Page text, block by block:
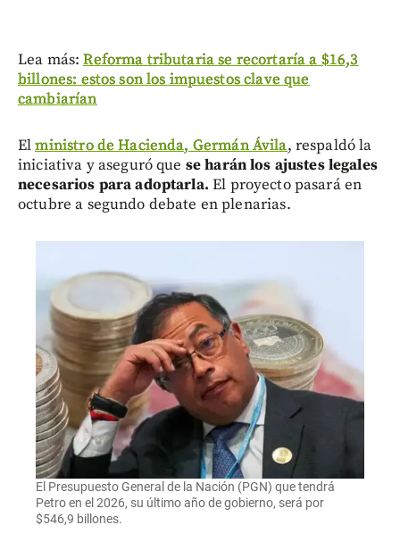
Lea más:Reforma tributaria se recortaría a $16,3
billones: estos son los impuestos clave que
cambiarían
Elministro de Hacienda, Germán Ávila, respaldó la
iniciativa y aseguró que se harán los ajustes legales
necesarios para adoptarla.El proyecto pasará en
octubre a segundo debate en plenarias.
El Presupuesto General de la Nación (PGN) que tendrá
Petro en el 2026, su último año de gobierno, será por
$546,9 billones.